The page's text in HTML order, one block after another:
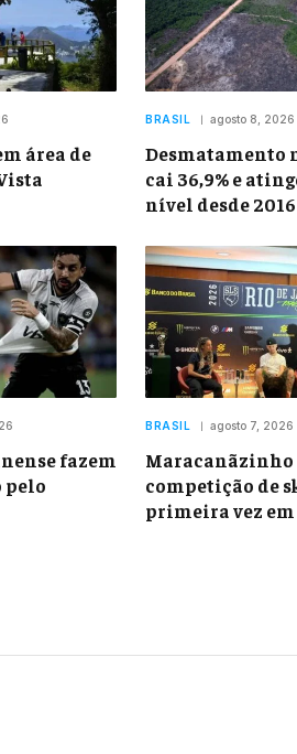
área de
BRASIL agosto 8, 2026
Desmatamento
cai 36,9% e
nível desde 2016
fazem
pelo
BRASIL agosto 7, 2026
Maracanãzinho
competição de
primeira vez em